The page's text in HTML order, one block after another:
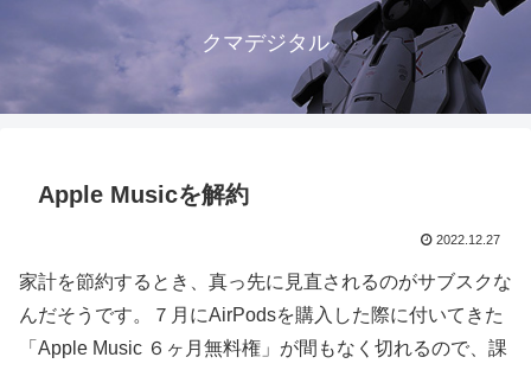
クマデジタル
Apple Musicを解約
2022.12.27
家計を節約するとき、真っ先に見直されるのがサブスクな
んだそうです。７月にAirPodsを購入した際に付いてきた
「Apple Music ６ヶ月無料権」が間もなく切れるので、課